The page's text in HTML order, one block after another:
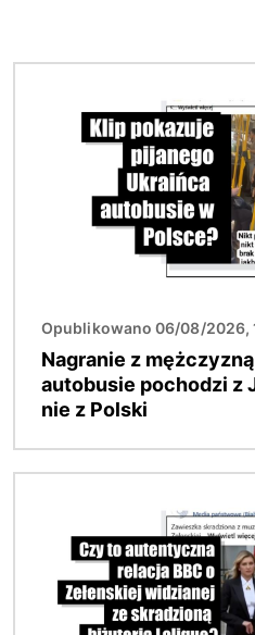
Opublikowano 06/08/2026,
Nagranie z
autobusie pochodzi z
nie z Polski